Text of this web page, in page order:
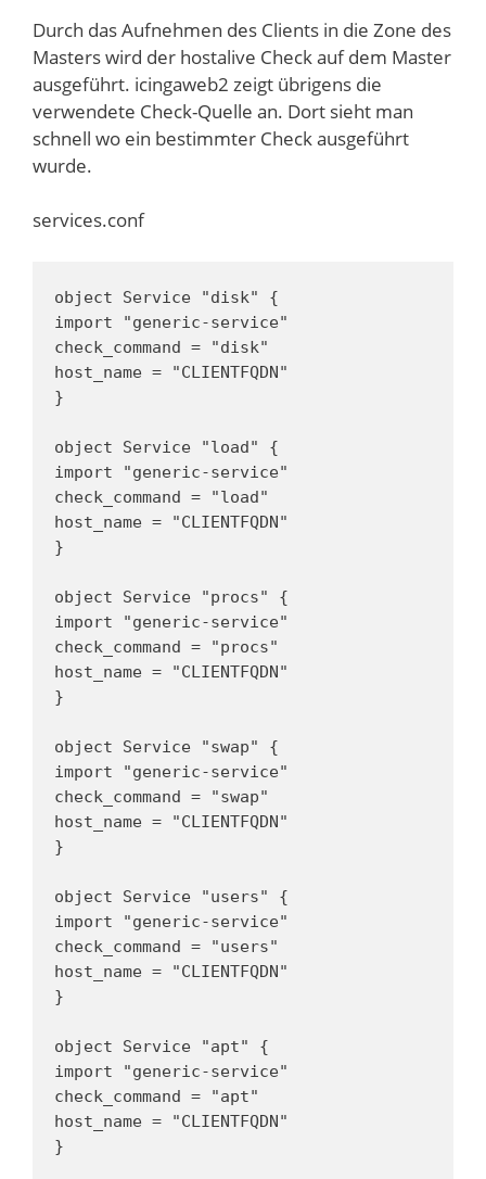
Durch das Aufnehmen des Clients in die Zone des
Masters wird der hostalive Check auf dem Master
ausgeführt. icingaweb2 zeigt übrigens die
verwendete Check-Quelle an. Dort sieht man
schnell wo ein bestimmter Check ausgeführt
wurde.
services.conf
object Service "disk" {
import "generic-service"
check_command = "disk"
host_name = "CLIENTFQDN"
}
object Service "load" {
import "generic-service"
check_command = "load"
host_name = "CLIENTFQDN"
}
object Service "procs" {
import "generic-service"
check_command = "procs"
host_name = "CLIENTFQDN"
}
object Service "swap" {
import "generic-service"
check_command = "swap"
host_name = "CLIENTFQDN"
}
object Service "users" {
import "generic-service"
check_command = "users"
host_name = "CLIENTFQDN"
}
object Service "apt" {
import "generic-service"
check_command = "apt"
host_name = "CLIENTFQDN"
}